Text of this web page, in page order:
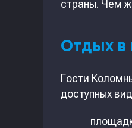
страны. Чем
Отдых в
Гости
доступных